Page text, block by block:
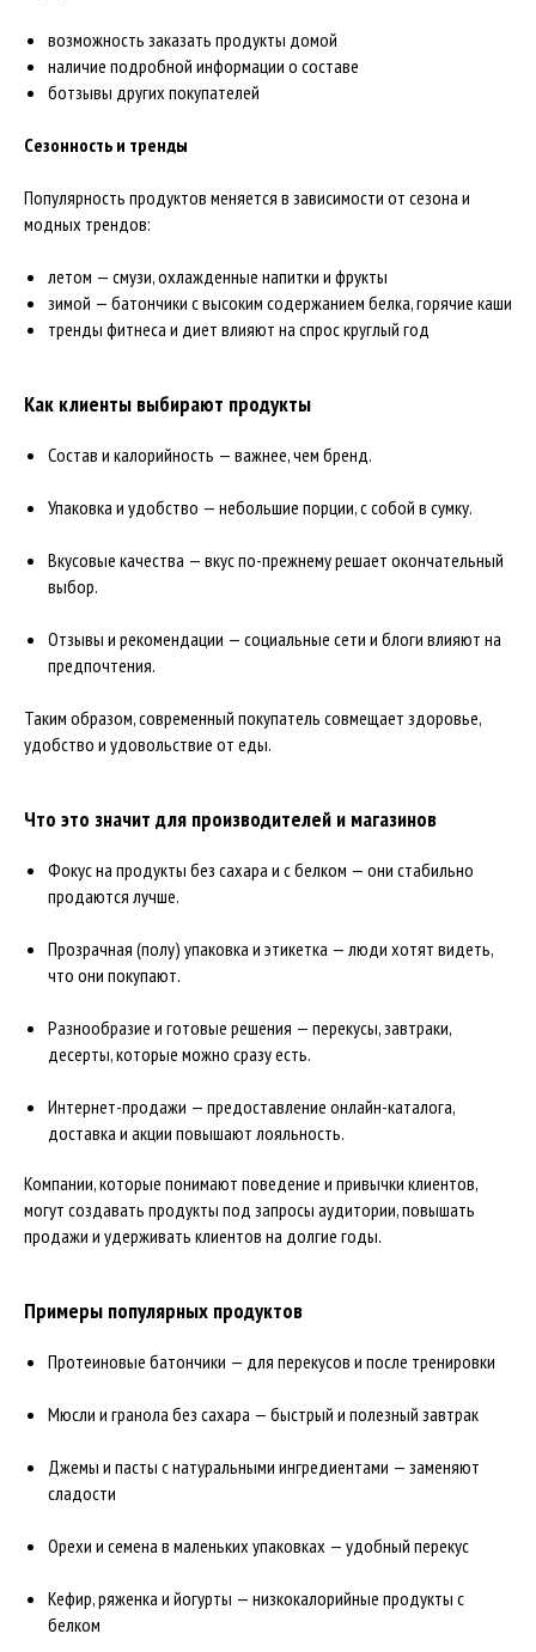
возможность заказать продукты домой
наличие подробной информации о составе
ботзывы других покупателей
Сезонность и тренды
Популярность продуктов меняется в зависимости от сезона и
модных трендов:
летом — смузи, охлажденные напитки и фрукты
зимой — батончики с высоким содержанием белка, горячие каши
тренды фитнеса и диет влияют на спрос круглый год
Как клиенты выбирают продукты
Состав и калорийность — важнее, чем бренд.
Упаковка и удобство — небольшие порции, с собой в сумку.
Вкусовые качества — вкус по-прежнему решает окончательный
выбор.
Отзывы и рекомендации — социальные сети и блоги влияют на
предпочтения.
Таким образом, современный покупатель совмещает здоровье,
удобство и удовольствие от еды.
Что это значит для производителей и магазинов
Фокус на продукты без сахара и с белком — они стабильно
продаются лучше.
Прозрачная (полу) упаковка и этикетка — люди хотят видеть,
что они покупают.
Разнообразие и готовые решения — перекусы, завтраки,
десерты, которые можно сразу есть.
Интернет-продажи — предоставление онлайн-каталога,
доставка и акции повышают лояльность.
Компании, которые понимают поведение и привычки клиентов,
могут создавать продукты под запросы аудитории, повышать
продажи и удерживать клиентов на долгие годы.
Примеры популярных продуктов
Протеиновые батончики — для перекусов и после тренировки
Мюсли и гранола без сахара — быстрый и полезный завтрак
Джемы и пасты с натуральными ингредиентами — заменяют
сладости
Орехи и семена в маленьких упаковках — удобный перекус
Кефир, ряженка и йогурты — низкокалорийные продукты с
белком